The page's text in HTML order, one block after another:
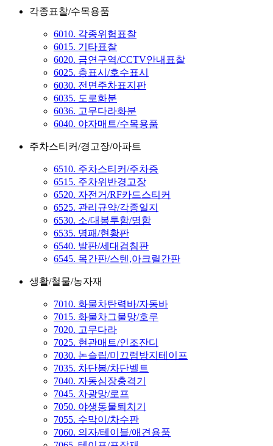
각종표찰/수목용품
6010. 각종위험표찰
6015. 기타표찰
6020. 금연구역/CCTV안내표찰
6025. 층표시/호수표시
6030. 전면주차표지판
6035. 도로화분
6036. 고무다라화분
6040. 야자매트/수목용품
주차스티커/경고장/아파트
6510. 주차스티커/주차증
6515. 주차위반경고장
6520. 자전거/RF카드스티커
6525. 관리규약/각종일지
6530. 소/대봉투함/명함
6535. 명패/현황판
6540. 발판/세대검침판
6545. 목간판/스텐,아크릴간판
생활/철물/농자재
7010. 화물차탄력바/자동바
7015. 화물차그물망/호루
7020. 고무다라
7025. 현관매트/인조잔디
7030. 논슬립/미끄럼방지테이프
7035. 차단봉/차단벨트
7040. 자동심장충격기
7045. 차광망/로프
7050. 야생동물퇴치기
7055. 수막이/차수판
7060. 의자/테이블/애견용품